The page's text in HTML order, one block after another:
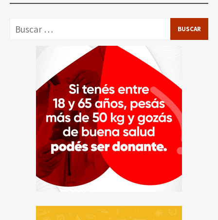
Buscar: